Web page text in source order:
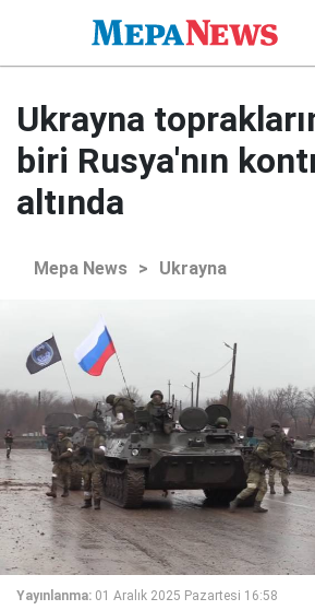
Ukrayna
biri Rusya'nın
altında
Mepa News > Ukrayna
Yayınlanma: 01 Aralık 2025 Pazartesi 16:58